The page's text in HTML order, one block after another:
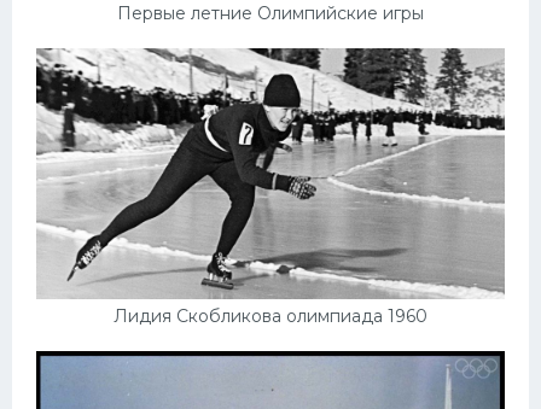
Первые летние Олимпийские игры
Лидия Скобликова олимпиада 1960